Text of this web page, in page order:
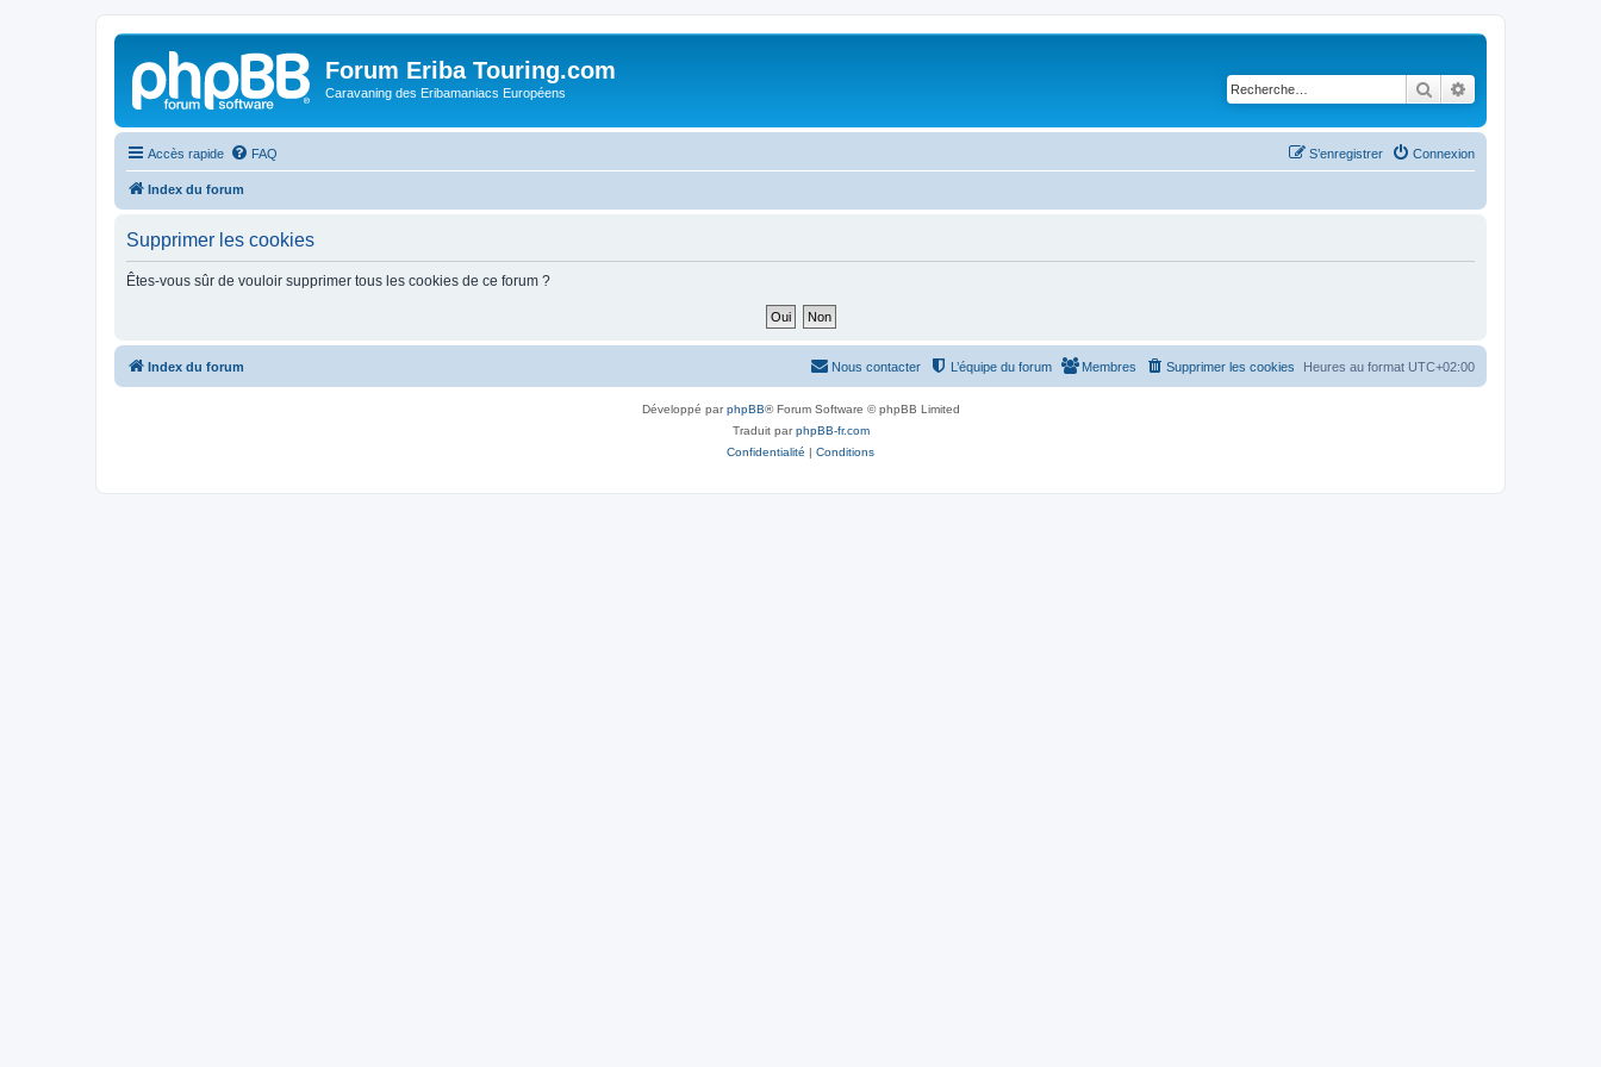
Forum Eriba Touring.com
Caravaning des Eribamaniacs Européens Rechercher
Accès rapide FAQ Connexion
S’enregistrer
Index du forum
Supprimer les cookies
Êtes-vous sûr de vouloir supprimer tous les cookies de ce forum ?
Index du forum Heures au format UTC+02:00
Supprimer les cookies
Membres
L’équipe du forum
Nous contacter
Développé parphpBB® Forum Software © phpBB Limited
Traduit parphpBB-fr.com
Confidentialité | Conditions